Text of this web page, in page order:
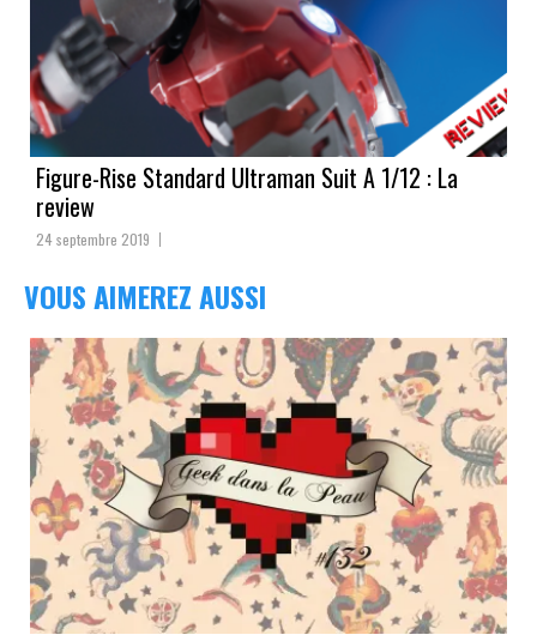
Figure-Rise Standard Ultraman Suit A 1/12 : La
review
24 septembre 2019
VOUS AIMEREZ AUSSI